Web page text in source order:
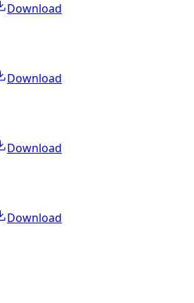
Download
Download
Download
Download